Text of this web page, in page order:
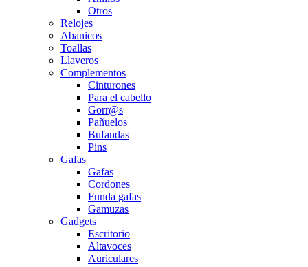
Otros
Relojes
Abanicos
Toallas
Llaveros
Complementos
Cinturones
Para el cabello
Gorr@s
Pañuelos
Bufandas
Pins
Gafas
Gafas
Cordones
Funda gafas
Gamuzas
Gadgets
Escritorio
Altavoces
Auriculares